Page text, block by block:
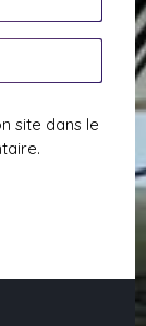
site dans le